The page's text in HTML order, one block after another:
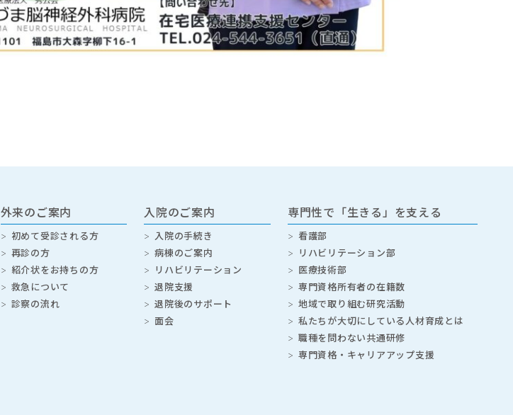
外来のご案内
初めて受診される方
再診の方
紹介状をお持ちの方
救急について
診察の流れ
入院のご案内
入院の手続き
病棟のご案内
リハビリテーション
退院支援
退院後のサポート
面会
専門性で「生きる」を支える
看護部
リハビリテーション部
医療技術部
専門資格所有者の在籍数
地域で取り組む研究活動
私たちが大切にしている人材育成とは
職種を問わない共通研修
専門資格・キャリアアップ支援